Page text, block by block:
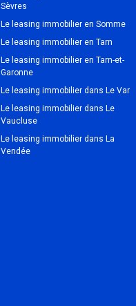
Sèvres
Le leasing immobilier en Somme
Le leasing immobilier en Tarn
Le leasing immobilier en Tarn-et-
Garonne
Le leasing immobilier dans Le Var
Le leasing immobilier dans Le
Vaucluse
Le leasing immobilier dans La
Vendée